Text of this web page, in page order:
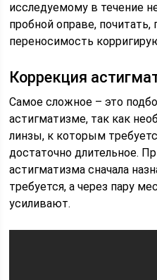
исследуемому в течение
пробной оправе,
переносимость
Коррекция
Самое сложное – это
астигматизме, так как
линзы, к которым
достаточно длительное.
астигматизма сначала
требуется, а через пару
усиливают.